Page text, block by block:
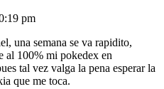
pm
una semana se va rapidito,
al 100% mi pokedex en
tal vez valga la pena esperar la
que me toca.